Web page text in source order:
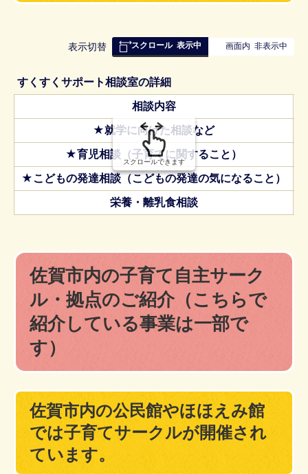
表
み
の
表示切替 スクロール 表示中 画面内 非表示中
すくすくサポート相談室の詳細
相談内容
★就学に向けた相談など
★育児相談（子育てに関すること）
★こどもの発達相談（こどもの発達の気になること）
栄養・離乳食相談
スクロールできます
佐賀市内の子育て自主サーク
ル・拠点のご紹介（こちらで
紹介している事業は一部で
す）
佐賀市内の公民館やほほえみ館
では子育てサークルが開催され
ています。